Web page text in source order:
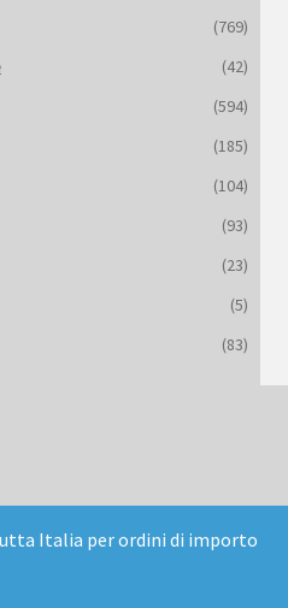
Italia per ordini di importo
(769)
(42)
(594)
(185)
(104)
(93)
(23)
(5)
(83)